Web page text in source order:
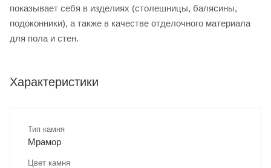
показывает себя в изделиях (столешницы, балясины,
подоконники), а также в качестве отделочного материала
для пола и стен.
Характеристики
Тип камня
Мрамор
Цвет камня